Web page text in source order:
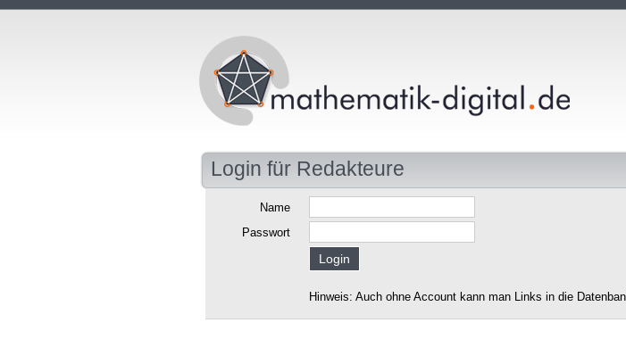
Login für Redakteure
Name
Passwort
Hinweis: Auch ohne Account kann man Links in die